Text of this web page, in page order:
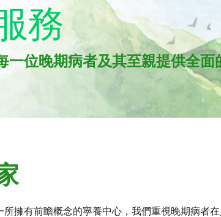
務
一位晚期病者及其至親提供全面
擁有前瞻概念的寧養中心，我們重視晚期病者